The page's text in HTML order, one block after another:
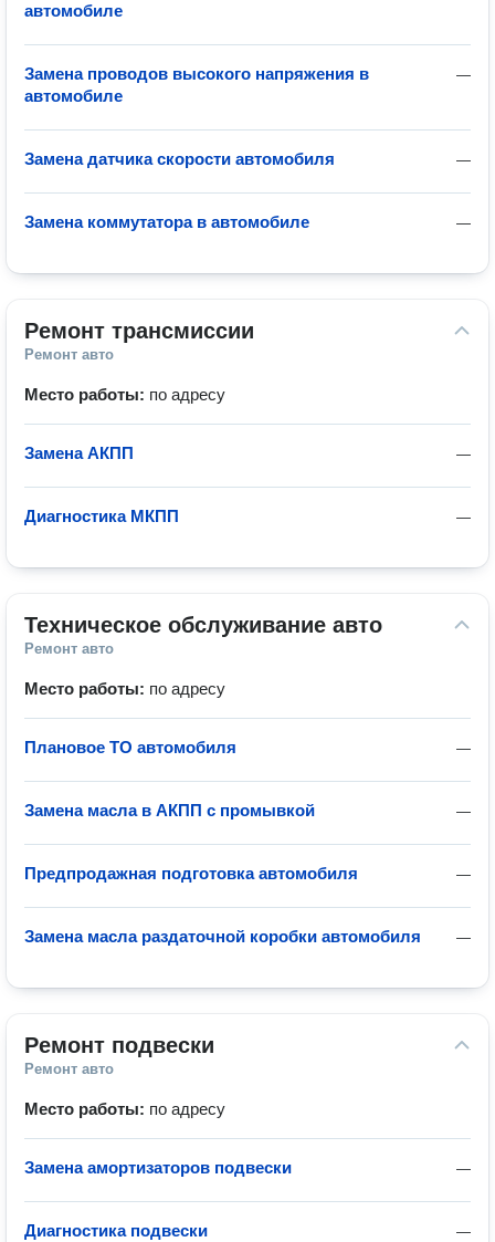
автомобиле
—
Замена проводов высокого напряжения в
автомобиле
—
Замена датчика скорости автомобиля
—
Замена коммутатора в автомобиле
Ремонт трансмиссии
Ремонт авто
Место работы: по адресу
—
Замена АКПП
—
Диагностика МКПП
Техническое обслуживание авто
Ремонт авто
Место работы: по адресу
—
Плановое ТО автомобиля
—
Замена масла в АКПП с промывкой
—
Предпродажная подготовка автомобиля
—
Замена масла раздаточной коробки автомобиля
Ремонт подвески
Ремонт авто
Место работы: по адресу
—
Замена амортизаторов подвески
—
Диагностика подвески